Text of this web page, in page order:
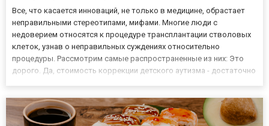
Все, что касается инноваций, не только в медицине, обрастает
неправильными стереотипами, мифами. Многие люди с
недоверием относятся к процедуре трансплантации стволовых
клеток, узнав о неправильных суждениях относительно
процедуры. Рассмотрим самые распространенные из них: Это
дорого. Да, стоимость коррекции детского аутизма - достаточно
то...